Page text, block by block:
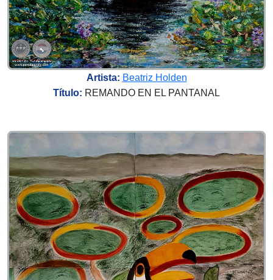
Artista: Beatriz Holden
Título: REMANDO EN EL PANTANAL